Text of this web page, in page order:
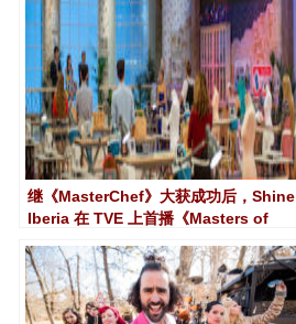
继《MasterChef》大获成功后，Shine
Iberia 在 TVE 上首播《Masters of